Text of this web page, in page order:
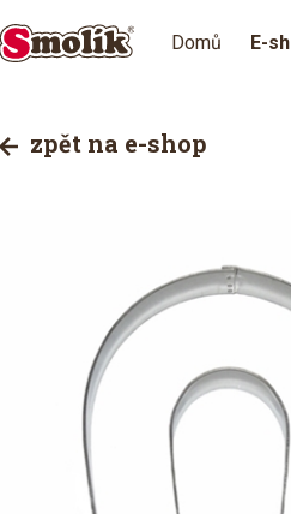
Domů E-
zpět na e-shop